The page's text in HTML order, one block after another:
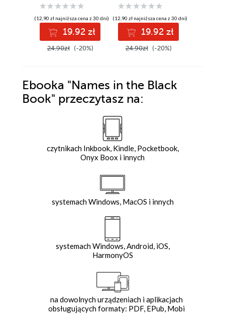
(12,90 zł najniższa cena z 30 dni)
19.92 zł
24.90zł (-20%)
(12,90 zł najniższa cena z 30 dni)
19.92 zł
24.90zł (-20%)
Ebooka "Names in the Black
Book" przeczytasz na:
czytnikach Inkbook, Kindle, Pocketbook,
Onyx Boox i innych
systemach Windows, MacOS i innych
systemach Windows, Android, iOS,
HarmonyOS
na dowolnych urządzeniach i aplikacjach
obsługujących formaty: PDF, EPub, Mobi